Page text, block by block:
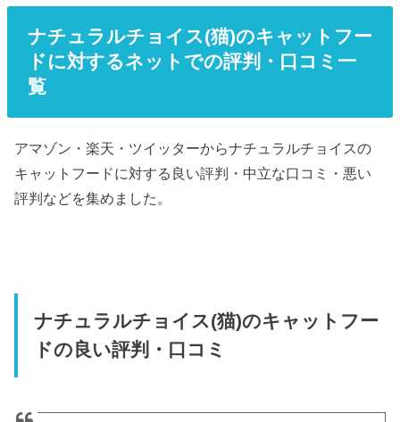
ナチュラルチョイス(猫)のキャットフー
ドに対するネットでの評判・口コミ一
覧
アマゾン・楽天・ツイッターからナチュラルチョイスの
キャットフードに対する良い評判・中立な口コミ・悪い
評判などを集めました。
ナチュラルチョイス(猫)のキャットフー
ドの良い評判・口コミ